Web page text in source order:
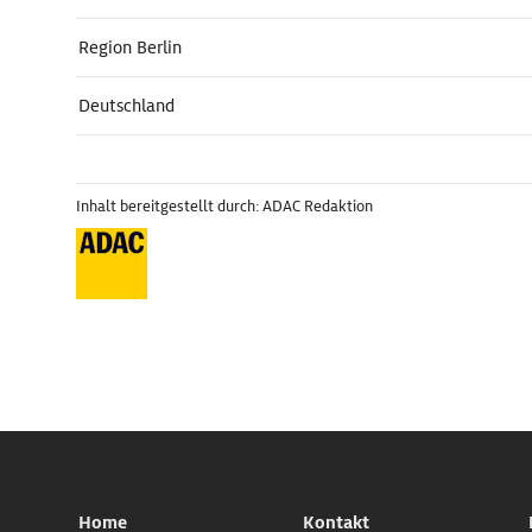
Region Berlin
Deutschland
Inhalt bereitgestellt durch: ADAC Redaktion
Home Kontakt